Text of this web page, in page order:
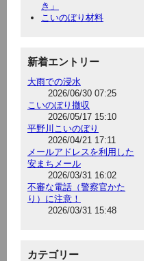
き」
こいのぼり材料
新着エントリー
大雨での浸水
2026/06/30 07:25
こいのぼり撤収
2026/05/17 15:10
平野川こいのぼり
2026/04/21 17:11
メールアドレスを利用した
安まちメール
2026/03/31 16:02
不審な電話（警察官かた
り）に注意！
2026/03/31 15:48
カテゴリー